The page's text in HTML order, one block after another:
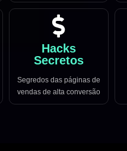
Hacks
Secretos
Segredos das páginas de
vendas de alta conversão